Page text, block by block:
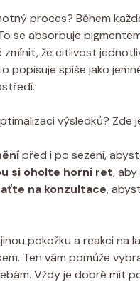
proces? Během
se absorbuje
zmínit, že citlivost
popisuje spíše jako
výsledků? Zde
před i po sezení,
si oholte horní ret,
na konzultace,
pokožku a reakci na
Ten vám pomůže
Vždy je dobré mít